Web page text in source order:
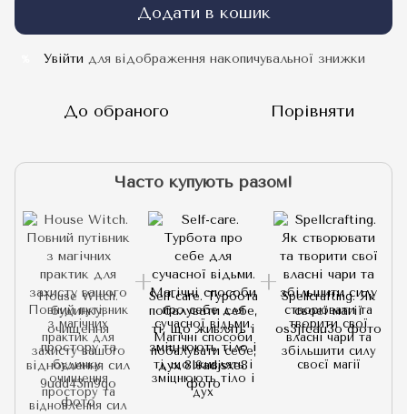
Додати в кошик
Увійти для відображення накопичувальної знижки
До обраного Порівняти
Часто купують разом!
House Witch.
Повний путівник
з магічних
практик для
захисту вашого
будинку,
очищення
простору та
відновлення сил
Self-care. Турбота
про себе для
сучасної відьми.
Магічні способи
побалувати себе,
ті, що живлять і
зміцнюють тіло і
дух
Spellcrafting. Як
створювати та
творити свої
власні чари та
збільшити силу
своєї магії